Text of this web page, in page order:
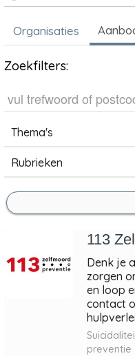
Organisaties
Zoekfilters:
Thema's
Rubrieken
113
Denk je
zorgen
en loop
contact
preventie